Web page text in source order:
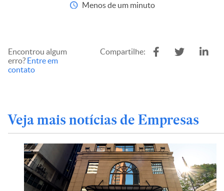
Menos de um minuto
Encontrou algum
erro? Entre em
contato
Compartilhe:
Veja mais notícias de Empresas